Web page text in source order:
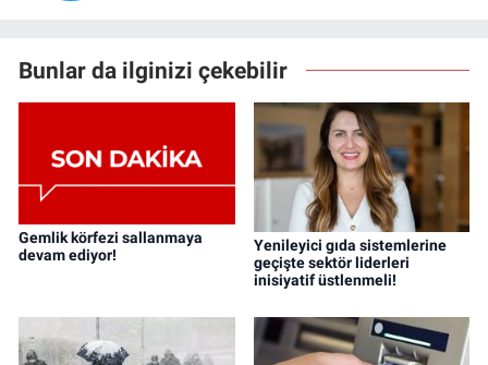
Bunlar da ilginizi çekebilir
Gemlik körfezi sallanmaya
devam ediyor!
Yenileyici gıda sistemlerine
geçişte sektör liderleri
inisiyatif üstlenmeli!